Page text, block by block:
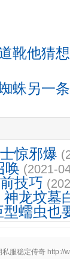
靴他猜
蛛另一
惊邪爆
唤 (2021-
技巧
龙坟墓
蠕虫也
私服稳定传奇 http://